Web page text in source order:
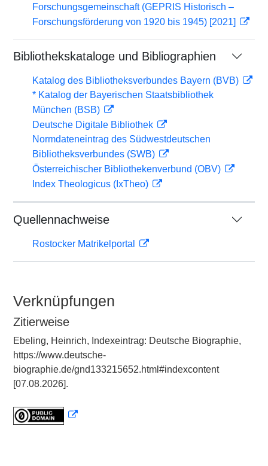
Forschungsgemeinschaft (GEPRIS Historisch –
Forschungsförderung von 1920 bis 1945) [2021]
Bibliothekskataloge und Bibliographien
Katalog des Bibliotheksverbundes Bayern (BVB)
* Katalog der Bayerischen Staatsbibliothek
München (BSB)
Deutsche Digitale Bibliothek
Normdateneintrag des Südwestdeutschen
Bibliotheksverbundes (SWB)
Österreichischer Bibliothekenverbund (OBV)
Index Theologicus (IxTheo)
Quellennachweise
Rostocker Matrikelportal
Verknüpfungen
Zitierweise
Ebeling, Heinrich, Indexeintrag: Deutsche Biographie,
https://www.deutsche-
biographie.de/gnd133215652.html#indexcontent
[07.08.2026].